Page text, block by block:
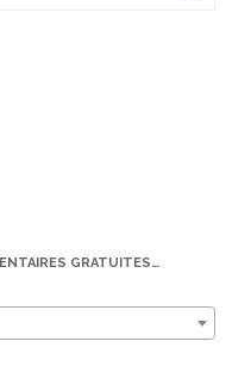
GRATUITES…